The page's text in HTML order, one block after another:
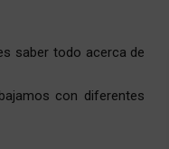
saber todo acerca de
con diferentes